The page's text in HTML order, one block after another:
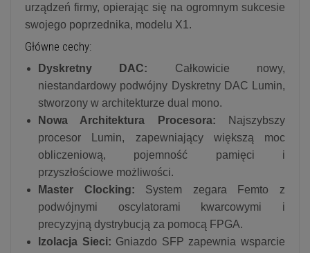
urządzeń firmy, opierając się na ogromnym sukcesie
swojego poprzednika, modelu X1.
Główne cechy:
Dyskretny DAC: Całkowicie nowy,
niestandardowy podwójny Dyskretny DAC Lumin,
stworzony w architekturze dual mono.
Nowa Architektura Procesora: Najszybszy
procesor Lumin, zapewniający większą moc
obliczeniową, pojemność pamięci i
przyszłościowe możliwości.
Master Clocking: System zegara Femto z
podwójnymi oscylatorami kwarcowymi i
precyzyjną dystrybucją za pomocą FPGA.
Izolacja Sieci: Gniazdo SFP zapewnia wsparcie